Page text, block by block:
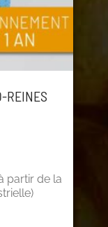
REINES
partir de la